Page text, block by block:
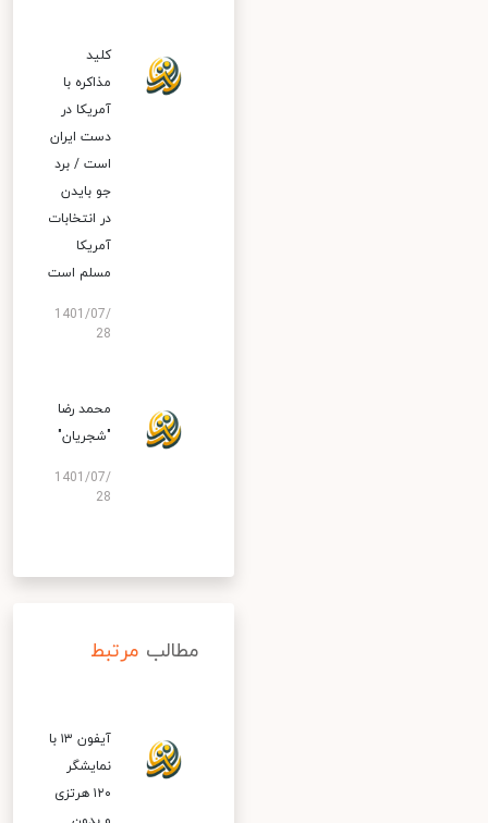
کلید
مذاکره با
آمریکا در
دست ایران
است / برد
جو بایدن
در انتخابات
آمریکا
مسلم است
1401/07/
28
محمد رضا
"شجریان"
1401/07/
28
مطالب مرتبط
آیفون ۱۳ با
نمایشگر
۱۲۰ هرتزی